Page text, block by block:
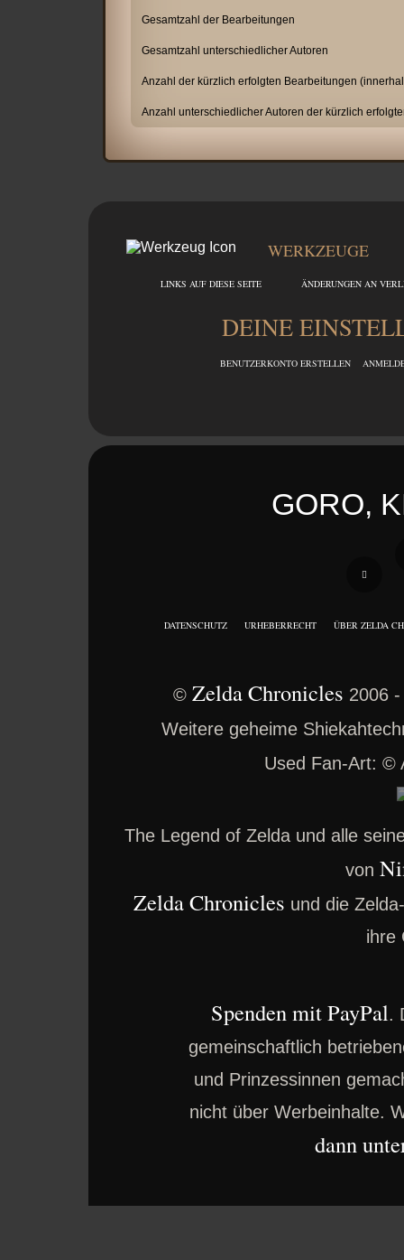
Gesamtzahl der Bearbeitungen
Gesamtzahl unterschiedlicher Autoren
Anzahl der kürzlich erfolgten Bearbeitungen
Anzahl unterschiedlicher Autoren der kürzlich
WERKZEUGE
LINKS AUF DIESE SEITE ÄNDERUNGEN AN
DEINE
BENUTZERKONTO ERSTELLEN
GORO,
DATENSCHUTZ URHEBERRECHT ÜBER ZELDA
© Zelda Chronicles 2006
Weitere geheime
Used Fan-Art: ©
The Legend of Zelda und alle
von
Zelda Chronicles und die
ihre
Spenden mit PayPal.
gemeinschaftlich
und Prinzessinnen
nicht über Werbeinhalte.
dann